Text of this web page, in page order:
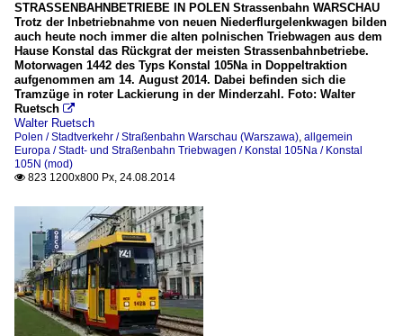
STRASSENBAHNBETRIEBE IN POLEN Strassenbahn WARSCHAU
Trotz der Inbetriebnahme von neuen Niederflurgelenkwagen bilden
auch heute noch immer die alten polnischen Triebwagen aus dem
Hause Konstal das Rückgrat der meisten Strassenbahnbetriebe.
Motorwagen 1442 des Typs Konstal 105Na in Doppeltraktion
aufgenommen am 14. August 2014. Dabei befinden sich die
Tramzüge in roter Lackierung in der Minderzahl. Foto: Walter
Ruetsch 
Walter Ruetsch
Polen / Stadtverkehr / Straßenbahn Warschau (Warszawa), allgemein
Europa / Stadt- und Straßenbahn Triebwagen / Konstal 105Na / Konstal
105N (mod)
 823 1200x800 Px, 24.08.2014